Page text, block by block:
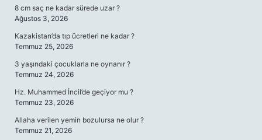
8 cm saç ne kadar sürede uzar ?
Ağustos 3, 2026
Kazakistan’da tıp ücretleri ne kadar ?
Temmuz 25, 2026
3 yaşındaki çocuklarla ne oynanır ?
Temmuz 24, 2026
Hz. Muhammed İncil’de geçiyor mu ?
Temmuz 23, 2026
Allaha verilen yemin bozulursa ne olur ?
Temmuz 21, 2026